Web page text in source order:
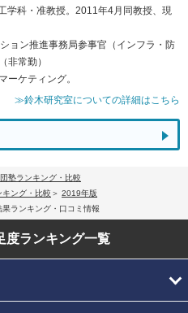
学科・准教授。2011年4月同教授、現
ョン推進事務局参事官（インフラ・防
非常勤）
ーケティング。
≫鈴木研究室についての詳細はこちら
塾ランキング・比較
ング・比較
2019年版
ランキング・口コミ情報
度ランキング一覧